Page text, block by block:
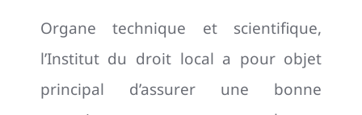
Organe technique et scientifique,
l’Institut du droit local a pour objet
principal d’assurer une bonne